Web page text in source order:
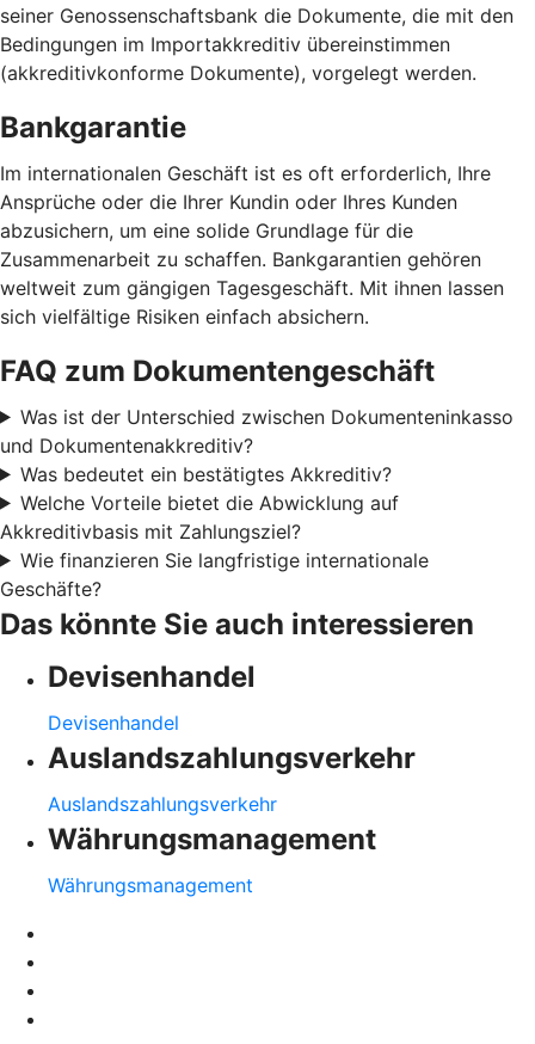
seiner Genossenschaftsbank die Dokumente, die mit den
Bedingungen im Importakkreditiv übereinstimmen
(akkreditivkonforme Dokumente), vorgelegt werden.
Bankgarantie
Im internationalen Geschäft ist es oft erforderlich, Ihre
Ansprüche oder die Ihrer Kundin oder Ihres Kunden
abzusichern, um eine solide Grundlage für die
Zusammenarbeit zu schaffen. Bankgarantien gehören
weltweit zum gängigen Tagesgeschäft. Mit ihnen lassen
sich vielfältige Risiken einfach absichern.
FAQ zum Dokumentengeschäft
Was ist der Unterschied zwischen Dokumenteninkasso
und Dokumentenakkreditiv?
Was bedeutet ein bestätigtes Akkreditiv?
Welche Vorteile bietet die Abwicklung auf
Akkreditivbasis mit Zahlungsziel?
Wie finanzieren Sie langfristige internationale
Geschäfte?
Das könnte Sie auch interessieren
Devisenhandel
Devisenhandel
Auslandszahlungsverkehr
Auslandszahlungsverkehr
Währungsmanagement
Währungsmanagement